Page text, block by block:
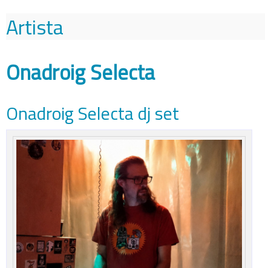
Artista
Onadroig Selecta
Onadroig Selecta dj set